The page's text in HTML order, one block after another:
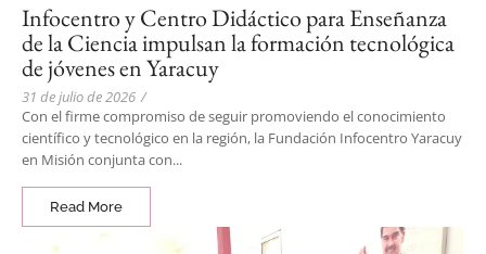
Infocentro y Centro Didáctico para Enseñanza
de la Ciencia impulsan la formación tecnológica
de jóvenes en Yaracuy
31 de julio de 2026 /
Con el firme compromiso de seguir promoviendo el conocimiento
científico y tecnológico en la región, la Fundación Infocentro Yaracuy
en Misión conjunta con...
Read More